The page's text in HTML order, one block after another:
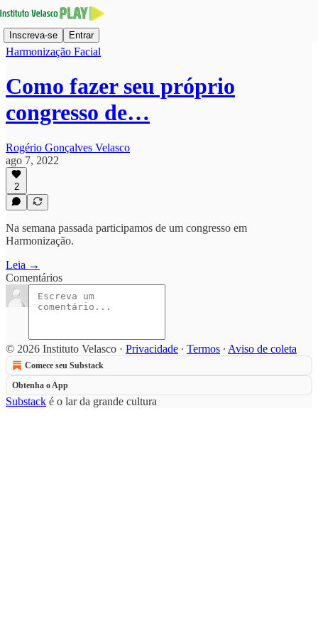
Inscreva-se Entrar
Harmonização Facial
Como fazer seu próprio
congresso de…
Rogério Gonçalves Velasco
ago 7, 2022
2
Na semana passada participamos de um congresso em
Harmonização.
Leia →
Comentários
© 2026 Instituto Velasco · Privacidade ∙ Termos ∙ Aviso de coleta
Comece seu Substack
Obtenha o App
Substack é o lar da grande cultura